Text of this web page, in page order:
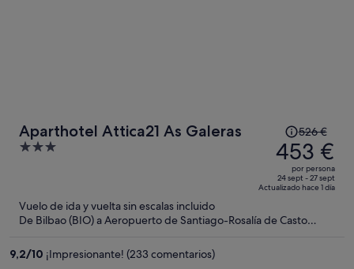
Aparthotel Attica21 As Galeras
3
5
precio
era
de
526 €,
ahora
es
526 €
453 €
por persona
24 sept - 27 sept
Actualizado hace 1 día
Vuelo de ida y vuelta sin escalas incluido
De Bilbao (BIO) a Aeropuerto de Santiago-Rosalía de Casto
9,2/10 ¡Impresionante! (233 comentarios)